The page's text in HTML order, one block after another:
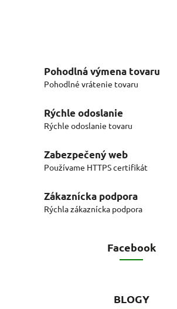
Pohodlná výmena tovaru
Pohodlné vrátenie tovaru
Rýchle odoslanie
Rýchle odoslanie tovaru
Zabezpečený web
Používame HTTPS certifikát
Zákaznícka podpora
Rýchla zákaznícka podpora
Facebook
BLOGY